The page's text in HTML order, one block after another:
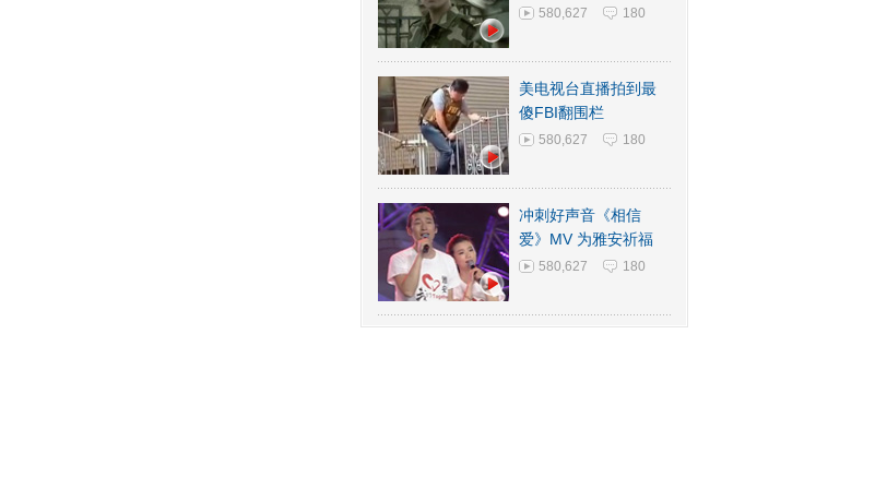
580,627 180
美电视台直播拍到最
傻FBI翻围栏
580,627 180
冲刺好声音《相信
爱》MV 为雅安祈福
580,627 180